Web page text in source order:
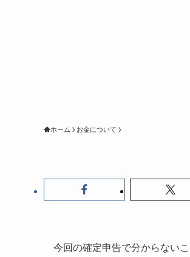
ホーム お金について
今回の確定申告で分からない